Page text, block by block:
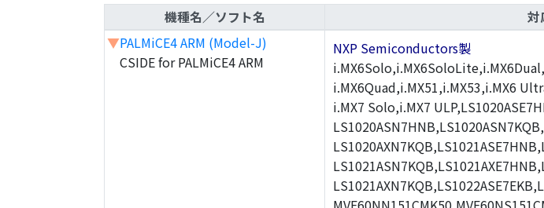
機種名／ソフト名 対
▼PALMiCE4 ARM (Model-J)
CSIDE for PALMiCE4 ARM
NXP Semiconductors製
i.MX6Quad,i.MX51,i.MX53,i.MX6
i.MX7 Solo,i.MX7